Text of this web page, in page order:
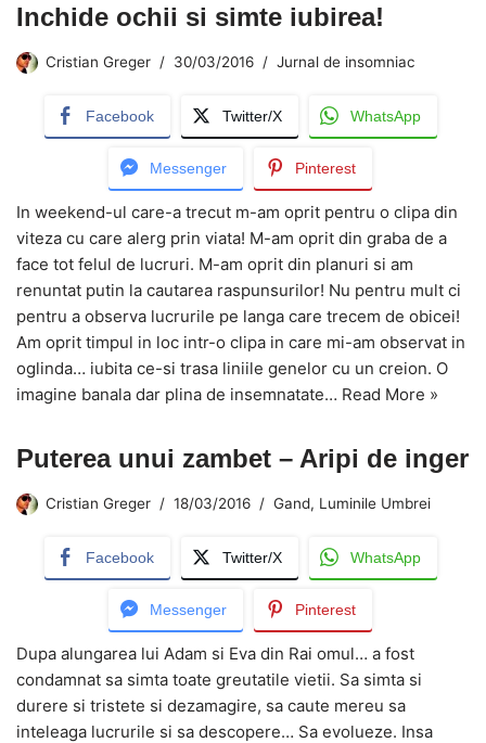
Inchide ochii si simte iubirea!
Cristian Greger 30/03/2016 Jurnal de insomniac
Facebook Twitter/X WhatsApp
Messenger Pinterest
In weekend-ul care-a trecut m-am oprit pentru o clipa din
viteza cu care alerg prin viata! M-am oprit din graba de a
face tot felul de lucruri. M-am oprit din planuri si am
renuntat putin la cautarea raspunsurilor! Nu pentru mult ci
pentru a observa lucrurile pe langa care trecem de obicei!
Am oprit timpul in loc intr-o clipa in care mi-am observat in
oglinda… iubita ce-si trasa liniile genelor cu un creion. O
imagine banala dar plina de insemnatate… Read More »
Puterea unui zambet – Aripi de inger
Cristian Greger 18/03/2016 Gand, Luminile Umbrei
Facebook Twitter/X WhatsApp
Messenger Pinterest
Dupa alungarea lui Adam si Eva din Rai omul… a fost
condamnat sa simta toate greutatile vietii. Sa simta si
durere si tristete si dezamagire, sa caute mereu sa
inteleaga lucrurile si sa descopere… Sa evolueze. Insa